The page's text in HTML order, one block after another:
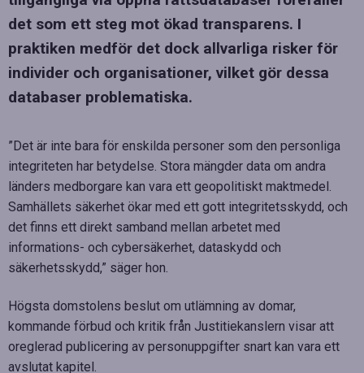
det som ett steg mot ökad transparens. I
praktiken medför det dock allvarliga risker för
individer och organisationer, vilket gör dessa
databaser problematiska.
”Det är inte bara för enskilda personer som den personliga
integriteten har betydelse. Stora mängder data om andra
länders medborgare kan vara ett geopolitiskt maktmedel.
Samhällets säkerhet ökar med ett gott integritetsskydd, och
det finns ett direkt samband mellan arbetet med
informations- och cybersäkerhet, dataskydd och
säkerhetsskydd,” säger hon.
Högsta domstolens beslut om utlämning av domar,
kommande förbud och kritik från Justitiekanslern visar att
oreglerad publicering av personuppgifter snart kan vara ett
avslutat kapitel.